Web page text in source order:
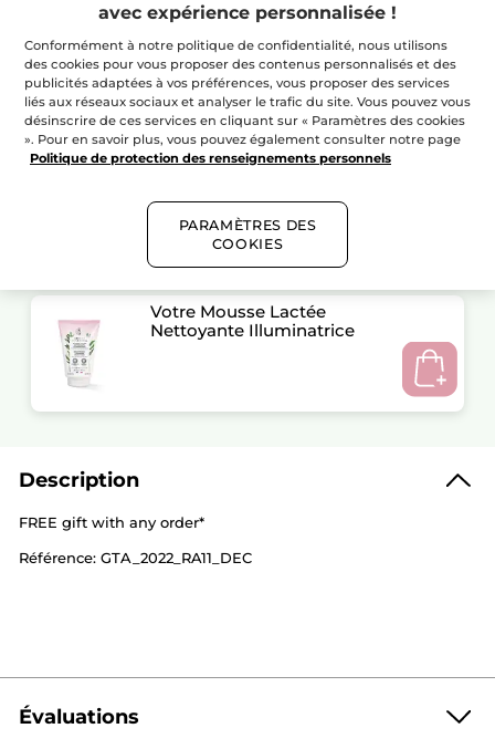
Trousse beauté
6,00 $
Corps Abricot
Votre Mousse Lactée
Nettoyante Illuminatrice
Description
FREE gift with any order*
Référence: GTA_2022_RA11_DEC
Évaluations
avec expérience personnalisée !
Conformément à notre politique de confidentialité, nous utilisons
des cookies pour vous proposer des contenus personnalisés et des
publicités adaptées à vos préférences, vous proposer des services
liés aux réseaux sociaux et analyser le trafic du site. Vous pouvez vous
désinscrire de ces services en cliquant sur « Paramètres des cookies
». Pour en savoir plus, vous pouvez également consulter notre page
Politique de protection des renseignements personnels
PARAMÈTRES DES
COOKIES